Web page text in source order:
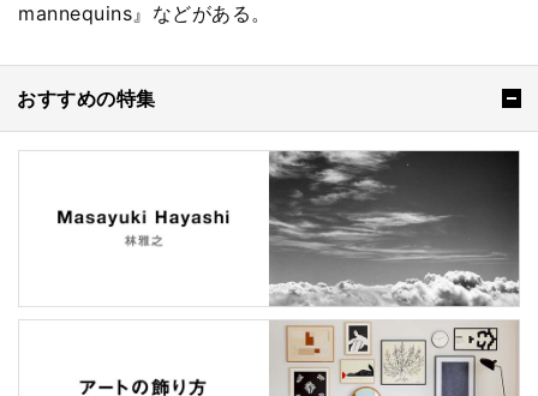
mannequins』などがある。
おすすめの特集